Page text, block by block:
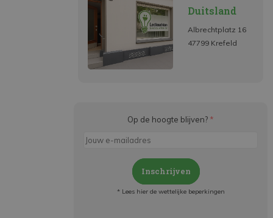
Duitsland
Albrechtplatz 16
47799 Krefeld
Op de hoogte blijven? *
Inschrijven
* Lees hier de wettelijke beperkingen